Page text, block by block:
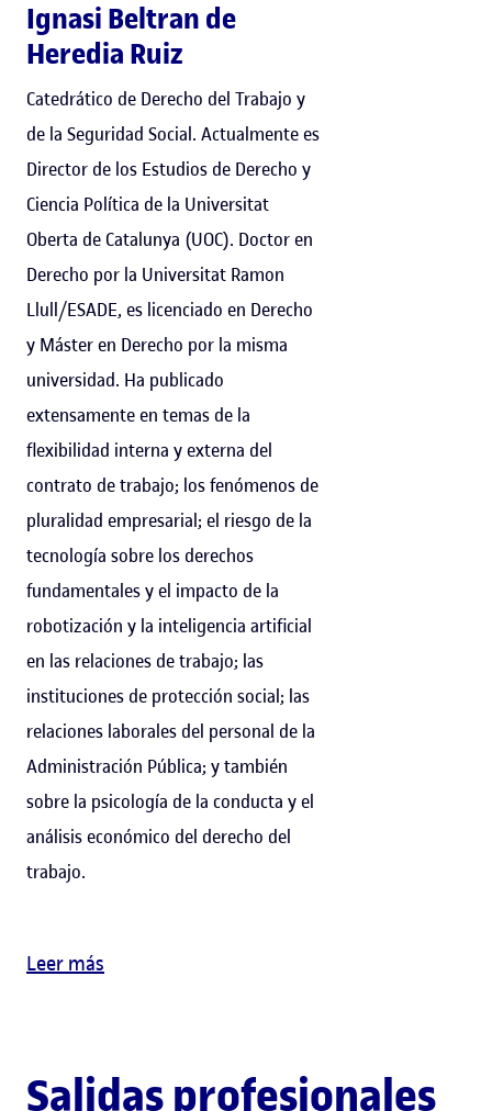
Ignasi Beltran de
Heredia Ruiz
Catedrático de Derecho del Trabajo y
de la Seguridad Social. Actualmente es
Director de los Estudios de Derecho y
Ciencia Política de la Universitat
Oberta de Catalunya (UOC). Doctor en
Derecho por la Universitat Ramon
Llull/ESADE, es licenciado en Derecho
y Máster en Derecho por la misma
universidad. Ha publicado
extensamente en temas de la
flexibilidad interna y externa del
contrato de trabajo; los fenómenos de
pluralidad empresarial; el riesgo de la
tecnología sobre los derechos
fundamentales y el impacto de la
robotización y la inteligencia artificial
en las relaciones de trabajo; las
instituciones de protección social; las
relaciones laborales del personal de la
Administración Pública; y también
sobre la psicología de la conducta y el
análisis económico del derecho del
trabajo.
Leer más
Salidas profesionales